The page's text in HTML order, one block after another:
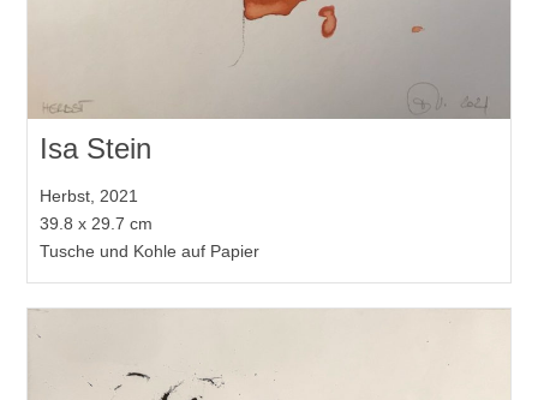
Isa Stein
Herbst, 2021
39.8 x 29.7 cm
Tusche und Kohle auf Papier